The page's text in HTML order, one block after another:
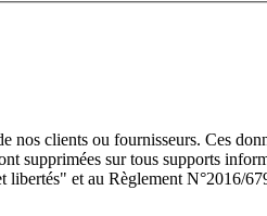
clients ou fournisseurs. Ces
supprimées sur tous supports
et au Règlement N°2016/